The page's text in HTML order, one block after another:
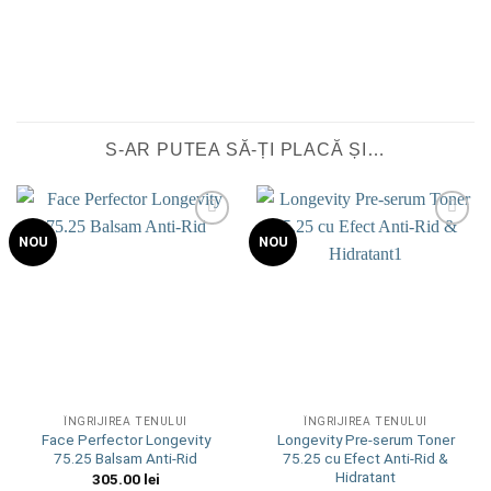
S-AR PUTEA SĂ-ȚI PLACĂ ȘI…
NOU
ÎNGRIJIREA TENULUI
Face Perfector Longevity
75.25 Balsam Anti-Rid
305.00 lei
NOU
ÎNGRIJIREA TENULUI
Longevity Pre-serum Toner
75.25 cu Efect Anti-Rid &
Hidratant